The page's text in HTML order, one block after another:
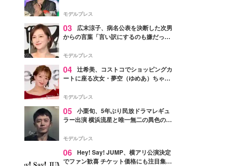
「かっこいい」と反響
モデルプレス
03
広末涼子、病名公表を決断した次男
からの言葉「言い訳にするのも嫌だっ
モデルプレス
04 辻希美、コストコでショッピングカ
ートに座る次女・夢空（ゆめあ）ちゃん
ぎ」「成長を感じる」の声
モデルプレス
05 小栗旬、5年ぶり民放ドラマレギュ
ラー出演 横浜流星と唯一無二の異色のバ
モデルプレス
06 Hey! Say! JUMP、横アリ公演決定
でファン歓喜 チケット価格にも注目集ま